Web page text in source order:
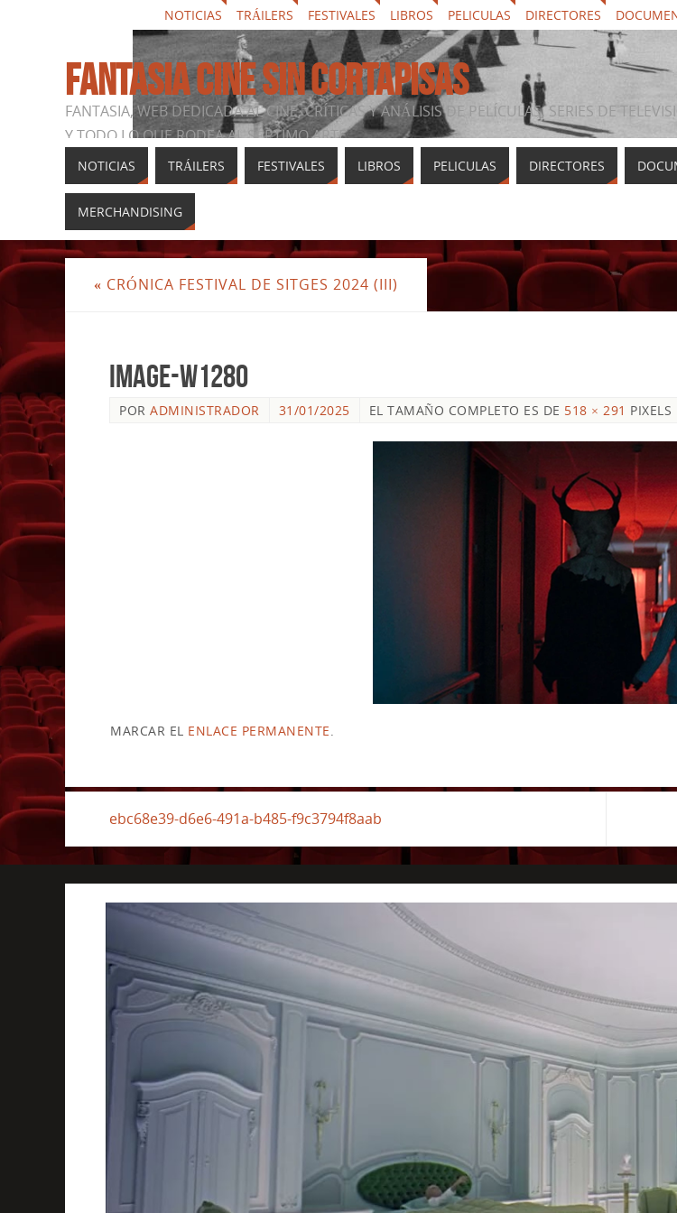
NOTICIAS TRÁILERS FESTIVALES LIBROS PELICULAS DIRECTORES
FANTASIA CINE SIN CORTAPISAS
FANTASIA, WEB DEDICADA AL CINE, CRÍTICAS Y ANÁLISIS DE PELÍCULAS, SERIES DE
Y TODO LO QUE RODEA AL SÉPTIMO ARTE
NOTICIAS TRÁILERS FESTIVALES LIBROS PELICULAS DIRECTORES
MERCHANDISING
« CRÓNICA FESTIVAL DE SITGES 2024 (III)
image-w1280
POR ADMINISTRADOR 31/01/2025 EL TAMAÑO COMPLETO ES DE 518 × 291 PIXELS
MARCAR EL ENLACE PERMANENTE
ebc68e39-d6e6-491a-b485-f9c3794f8aab